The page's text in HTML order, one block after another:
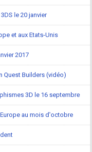
le 20 janvier
et aux Etats-Unis
2017
Quest Builders (vidéo)
3D le 16 septembre
au mois d'octobre